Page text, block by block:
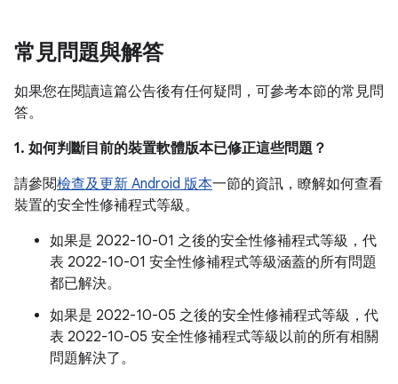
常見問題與解答
如果您在閱讀這篇公告後有任何疑問，可參考本節的常見問
答。
1. 如何判斷目前的裝置軟體版本已修正這些問題？
請參閱檢查及更新 Android 版本一節的資訊，瞭解如何查看
裝置的安全性修補程式等級。
如果是 2022-10-01 之後的安全性修補程式等級，代
表 2022-10-01 安全性修補程式等級涵蓋的所有問題
都已解決。
如果是 2022-10-05 之後的安全性修補程式等級，代
表 2022-10-05 安全性修補程式等級以前的所有相關
問題解決了。